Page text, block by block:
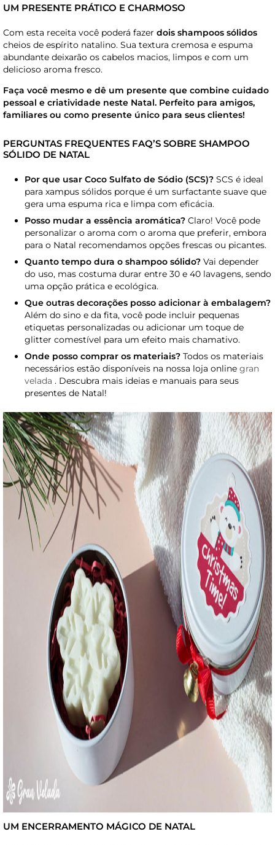
UM PRESENTE PRÁTICO E CHARMOSO
Com esta receita você poderá fazer dois shampoos sólidos
cheios de espírito natalino. Sua textura cremosa e espuma
abundante deixarão os cabelos macios, limpos e com um
delicioso aroma fresco.
Faça você mesmo e dê um presente que combine cuidado
pessoal e criatividade neste Natal. Perfeito para amigos,
familiares ou como presente único para seus clientes!
PERGUNTAS FREQUENTES FAQ’S SOBRE SHAMPOO
SÓLIDO DE NATAL
Por que usar Coco Sulfato de Sódio (SCS)? SCS é ideal
para xampus sólidos porque é um surfactante suave que
gera uma espuma rica e limpa com eficácia.
Posso mudar a essência aromática? Claro! Você pode
personalizar o aroma com o aroma que preferir, embora
para o Natal recomendamos opções frescas ou picantes.
Quanto tempo dura o shampoo sólido? Vai depender
do uso, mas costuma durar entre 30 e 40 lavagens, sendo
uma opção prática e ecológica.
Que outras decorações posso adicionar à embalagem?
Além do sino e da fita, você pode incluir pequenas
etiquetas personalizadas ou adicionar um toque de
glitter comestível para um efeito mais chamativo.
Onde posso comprar os materiais? Todos os materiais
necessários estão disponíveis na nossa loja online gran
velada . Descubra mais ideias e manuais para seus
presentes de Natal!
UM ENCERRAMENTO MÁGICO DE NATAL